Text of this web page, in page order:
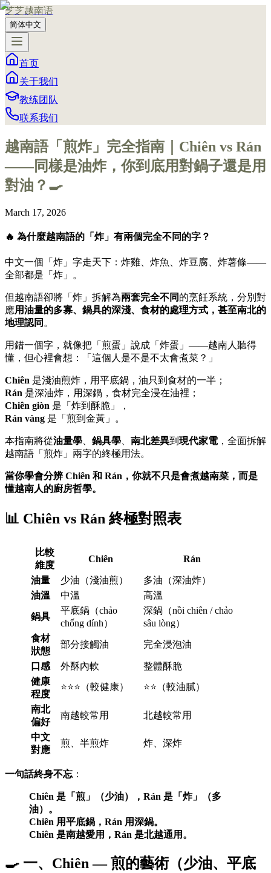
芝芝越南语
简体中文
首页
关于我们
教练团队
联系我们
越南語「煎炸」完全指南｜Chiên vs Rán
——同樣是油炸，你到底用對鍋子還是用
對油？🍳
March 17, 2026
🔥 為什麼越南語的「炸」有兩個完全不同的字？
中文一個「炸」字走天下：炸雞、炸魚、炸豆腐、炸薯條——
全部都是「炸」。
但越南語卻將「炸」拆解為兩套完全不同 的烹飪系統，分別對
應用油量的多寡、鍋具的深淺、食材的處理方式，甚至南北的
地理認同 。
用錯一個字，就像把「煎蛋」說成「炸蛋」——越南人聽得
懂，但心裡會想：「這個人是不是不太會煮菜？」
Chiên 是淺油煎炸，用平底鍋，油只到食材的一半；
Rán 是深油炸，用深鍋，食材完全浸在油裡；
Chiên giòn 是「炸到酥脆」，
Rán vàng 是「煎到金黃」。
本指南將從油量學 鍋具學 南北差異到 現代家電，全面拆解
越南語「煎炸」兩字的終極用法。
當你學會分辨 Chiên 和 Rán，你就不只是會煮越南菜，而是
懂越南人的廚房哲學。
📊 Chiên vs Rán 終極對照表
比較
維度
Chiên Rán
油量 少油（淺油煎）
多油（深油炸）
油溫
中溫 高溫
鍋具
平底鍋（chảo
chống dính）
深鍋（nồi chiên / chảo
sâu lòng）
食材
狀態
部分接觸油 完全浸泡油
口感 外酥內軟
整體酥脆
健康
程度
⭐⭐⭐（較健康） ⭐⭐（較油膩）
南北
偏好
南越較常用 北越較常用
中文
對應
煎、半煎炸 炸、深炸
一句話終身不忘 ：
Chiên 是「煎」（少油），Rán 是「炸」（多
油）。
Chiên 用平底鍋，Rán 用深鍋。
Chiên 是南越愛用，Rán 是北越通用。
🍳 一、Chiên — 煎的藝術（少油、平底